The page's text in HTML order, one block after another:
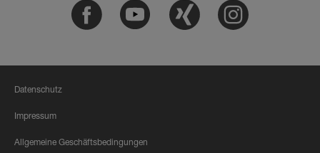
Facebook Youtube Xing Instagram
Datenschutz
Impressum
Allgemeine Geschäftsbedingungen